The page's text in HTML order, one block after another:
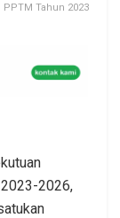
PPTM Tahun 2023
2026,